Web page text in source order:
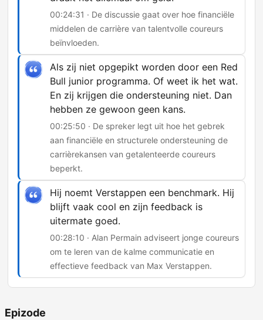
00:24:31 · De discussie gaat over hoe financiële
middelen de carrière van talentvolle coureurs
beïnvloeden.
Als zij niet opgepikt worden door een Red
Bull junior programma. Of weet ik het wat.
En zij krijgen die ondersteuning niet. Dan
hebben ze gewoon geen kans.
00:25:50 · De spreker legt uit hoe het gebrek
aan financiële en structurele ondersteuning de
carrièrekansen van getalenteerde coureurs
beperkt.
Hij noemt Verstappen een benchmark. Hij
blijft vaak cool en zijn feedback is
uitermate goed.
00:28:10 · Alan Permain adviseert jonge coureurs
om te leren van de kalme communicatie en
effectieve feedback van Max Verstappen.
Epizode